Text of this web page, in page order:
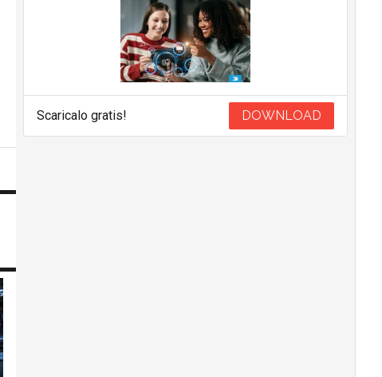
Scaricalo gratis! DOWNLOAD